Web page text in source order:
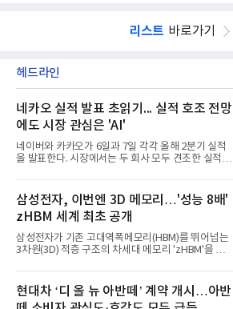
리스트 바로가기
헤드라인
네카오 실적 발표 초읽기... 실적 호조 전망
에도 시장 관심은 'AI'
네이버와 카카오가 6일과 7일 각각 올해 2분기 실적
을 발표한다. 시장에서는 두 회사 모두 견조한 실적을
이후 본격화될 인공지능(AI) 수익화 성과에 쏠리고 있
다. AI 서비스가 실제 매출과 이익으로 연결되는지를
입증해야 기업가치 재평가가 가능하다는 시각이다.5
일 금융정보업체 에프앤가이드에 따르면 네이버의 2
분기 매출 컨센서스는 전년 동기 대비 15.5% 증가한
3조3659억원, 영업이익은 전년 동기 대비 8.5% 증가
한 5662억원으로 집계됐다.실적은 여전히 커머스가
이어졌고 핀
삼성전자, 이번엔 3D 메모리…'성능 8배'
zHBM 세계 최초 공개
삼성전자가 기존 고대역폭메모리(HBM)를 뛰어넘는
3차원(3D) 적층 구조의 차세대 메모리 'zHBM'을 세계
수직으로 쌓아 올려 데이터 이동 거리를 최소화한 것
이 핵심이다.5일 업계에 따르면 삼성전자는 4일부터
6일(현지시간)까지 미국 캘리포니아주 산타클라라 컨
현대차 ‘디 올 뉴 아반떼’ 계약 개시…아반